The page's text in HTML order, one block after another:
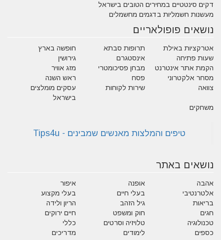
דקים סינטטיים במחירים הטובים בישראל
מעשנות חשמליות בדגמים מחשמלים
נושאים פופולאריים
אטרקציות באילת תרופות סבתא
חופשה בארץ
שעות פתיחה
אינסטגרם
גירושין
הקמת אתר אינטרנט
מבחן פסיכומטרי
מזג אוויר
מסחר אלקטרוני
פסח
ראש השנה
צוואה
שירות לקוחות
עסקים מומלצים
בישראל
משחקים
נושאים באתר
אהבה אופנה
איפור
אלטרנטיבי
בעלי חיים
בעלי מקצוע
בריאות
גיל הזהב
הריון ולידה
חגים
חוק ומשפט
חיים ירוקים
טכנולוגיה
טלויזיה וסרטים
כללי
כספים
לימודים
מדריכים